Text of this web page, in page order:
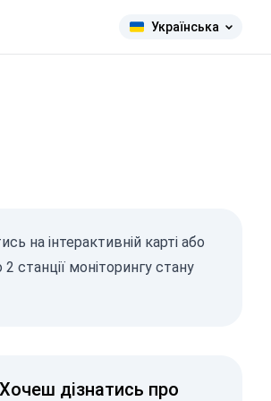
Українська
на інтерактивній карті або
станції моніторингу стану
Хочеш дізнатись про